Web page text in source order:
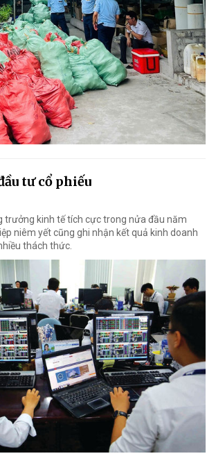
tư cổ phiếu
trưởng kinh tế tích cực trong nửa đầu năm
niêm yết cũng ghi nhận kết quả kinh doanh
thách thức.